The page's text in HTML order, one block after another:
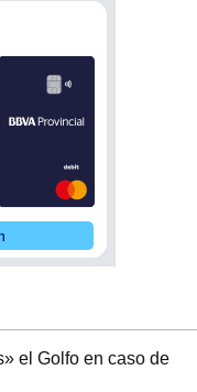
el Golfo en caso de